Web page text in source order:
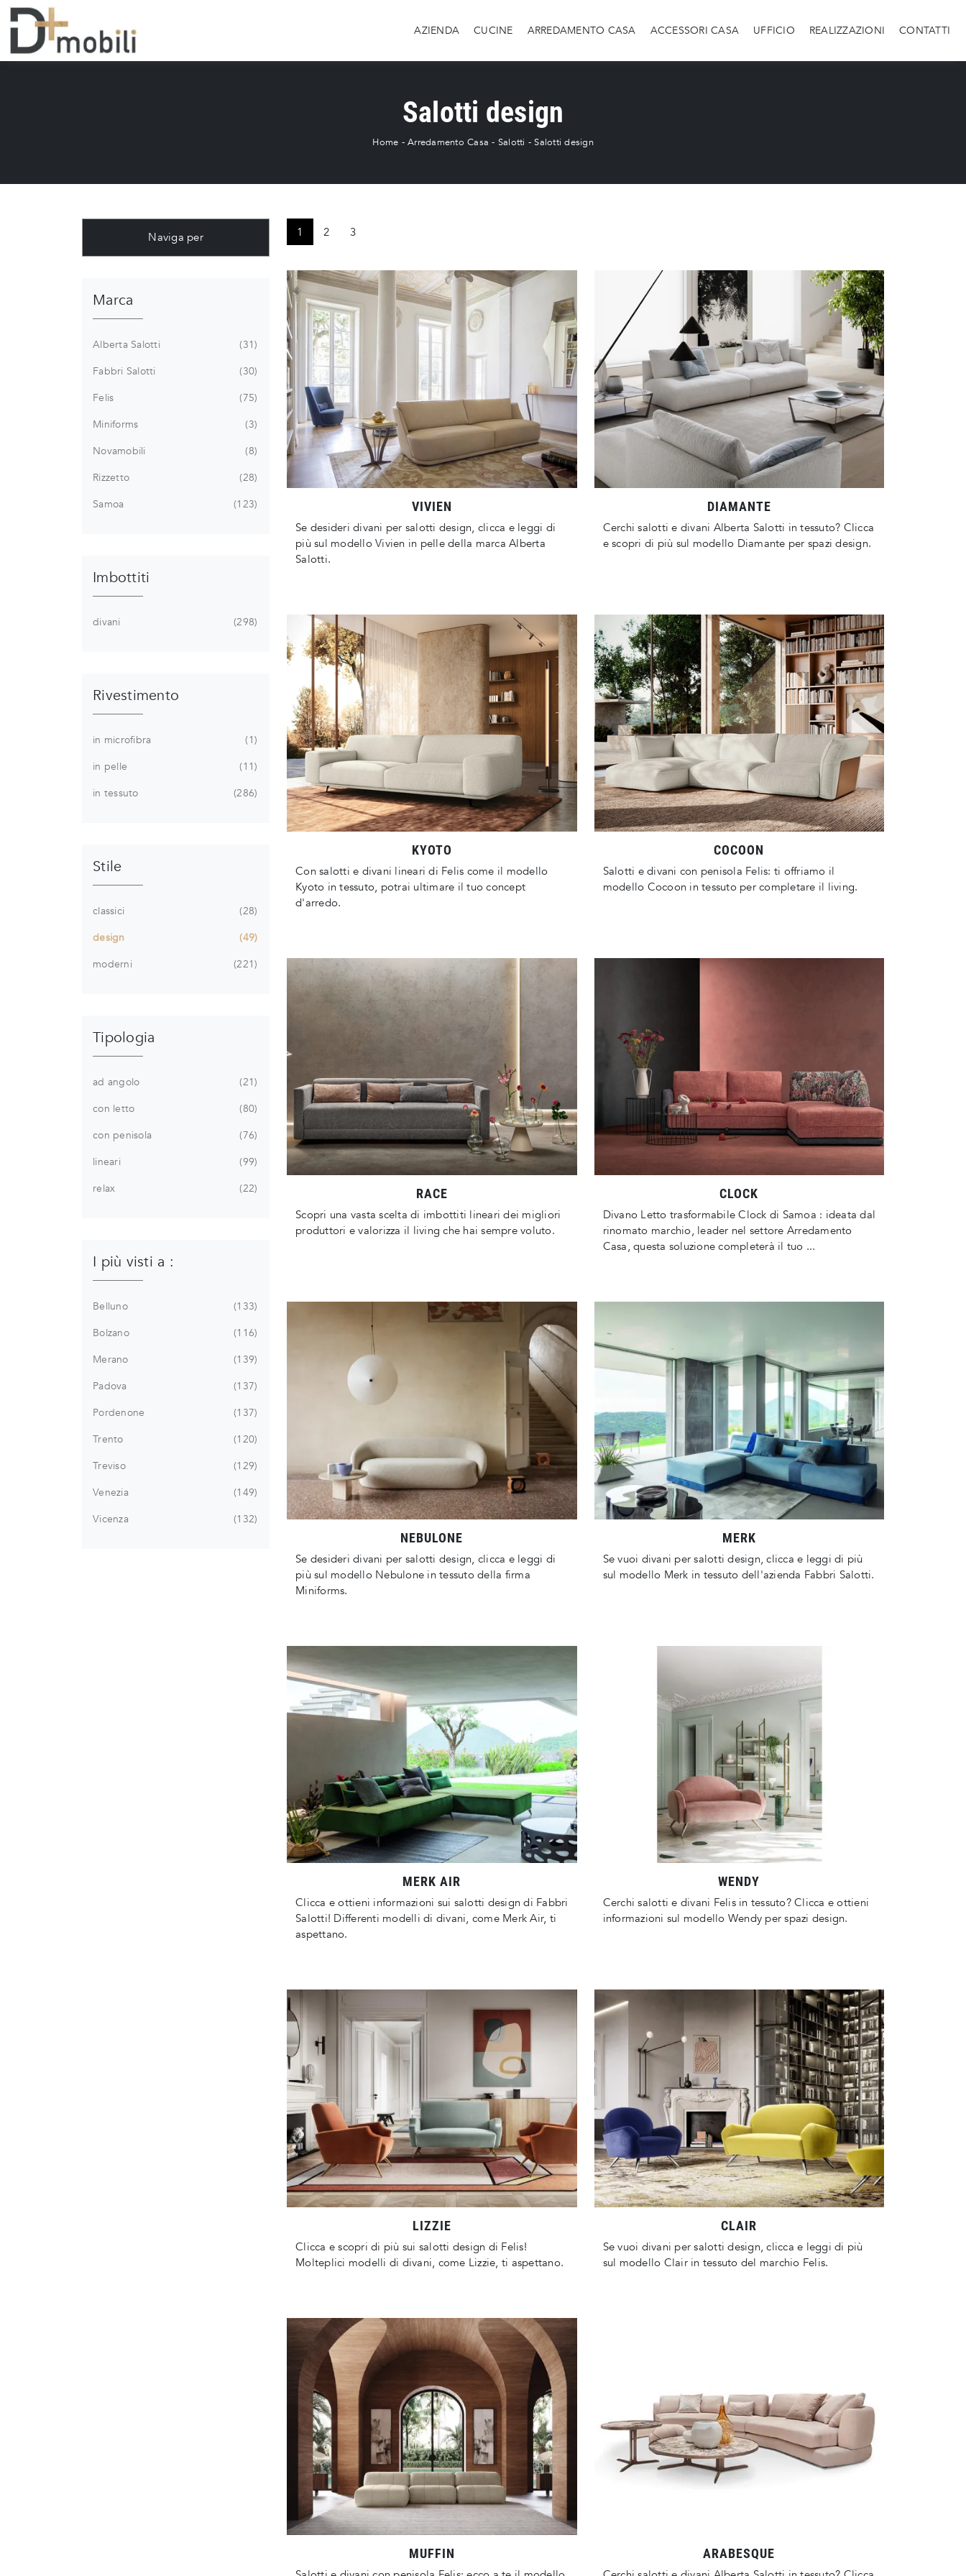
AZIENDA CUCINE ARREDAMENTO CASA ACCESSORI CASA UFFICIO REALIZZAZIONI CONTATTI
Salotti design
Home - Arredamento Casa - Salotti - Salotti design
1 2 3
VIVIEN
Se desideri divani per salotti design, clicca e leggi di
più sul modello Vivien in pelle della marca Alberta
Salotti.
DIAMANTE
Cerchi salotti e divani Alberta Salotti in tessuto? Clicca
e scopri di più sul modello Diamante per spazi design.
KYOTO
Con salotti e divani lineari di Felis come il modello
Kyoto in tessuto, potrai ultimare il tuo concept
d'arredo.
COCOON
Salotti e divani con penisola Felis: ti offriamo il
modello Cocoon in tessuto per completare il living.
RACE
Scopri una vasta scelta di imbottiti lineari dei migliori
produttori e valorizza il living che hai sempre voluto.
CLOCK
Divano Letto trasformabile Clock di Samoa : ideata dal
rinomato marchio, leader nel settore Arredamento
Casa, questa soluzione completerà il tuo ...
NEBULONE
Se desideri divani per salotti design, clicca e leggi di
più sul modello Nebulone in tessuto della firma
Miniforms.
MERK
Se vuoi divani per salotti design, clicca e leggi di più
sul modello Merk in tessuto dell'azienda Fabbri Salotti.
MERK AIR
Clicca e ottieni informazioni sui salotti design di Fabbri
Salotti! Differenti modelli di divani, come Merk Air, ti
aspettano.
WENDY
Cerchi salotti e divani Felis in tessuto? Clicca e ottieni
informazioni sul modello Wendy per spazi design.
LIZZIE
Clicca e scopri di più sui salotti design di Felis!
Molteplici modelli di divani, come Lizzie, ti aspettano.
CLAIR
Se vuoi divani per salotti design, clicca e leggi di più
sul modello Clair in tessuto del marchio Felis.
MUFFIN ARABESQUE
Naviga per
Marca
Alberta Salotti
31
Fabbri Salotti
30
Felis
75
Miniforms
3
Novamobili
8
Rizzetto
28
Samoa
123
Imbottiti
divani 298
Rivestimento
in microfibra
1
in pelle
11
in tessuto
286
Stile
classici
28
design
49
moderni
221
Tipologia
ad angolo
21
con letto
80
con penisola
76
lineari
99
relax
22
I più visti a :
Belluno
133
Bolzano
116
Merano
139
Padova
137
Pordenone
137
Trento
120
Treviso
129
Venezia
149
Vicenza
132